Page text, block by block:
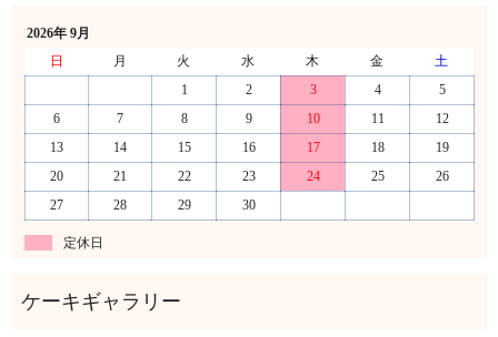
2026年 9月
日
月 火 水 木 金
土
1
2 3 4
5
6
7 8 9 10 11
12
13
14 15 16 17 18
19
20
21 22 23 24 25
26
27
28 29 30
定休日